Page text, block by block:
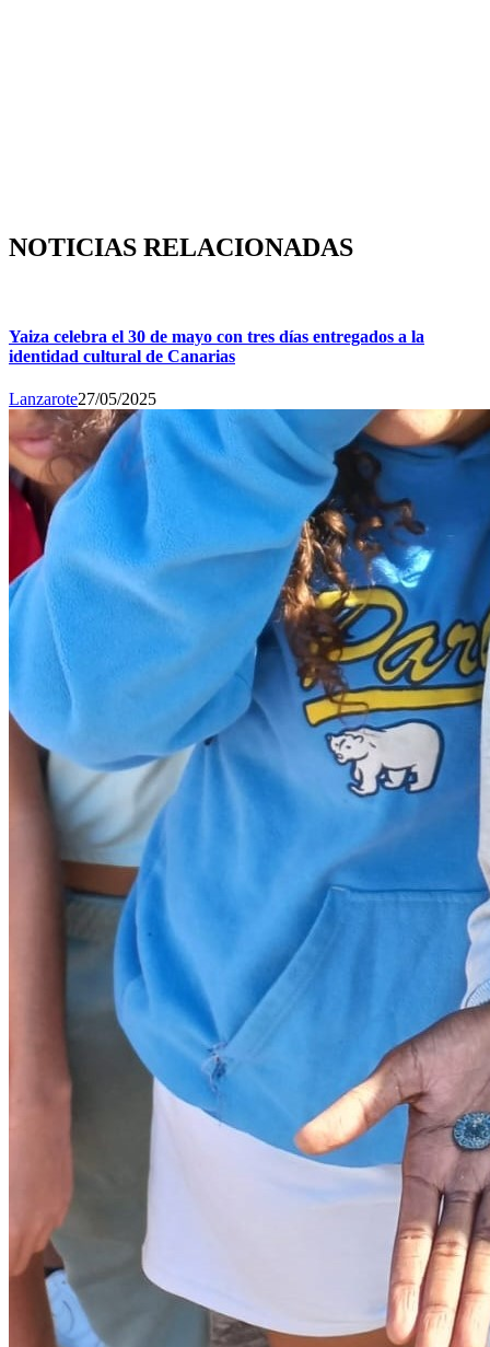
NOTICIAS RELACIONADAS
Yaiza celebra el 30 de mayo con tres días entregados a la
identidad cultural de Canarias
Lanzarote27/05/2025